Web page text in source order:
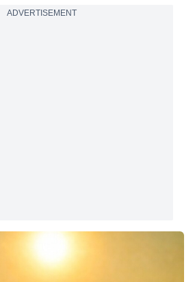
ADVERTISEMENT